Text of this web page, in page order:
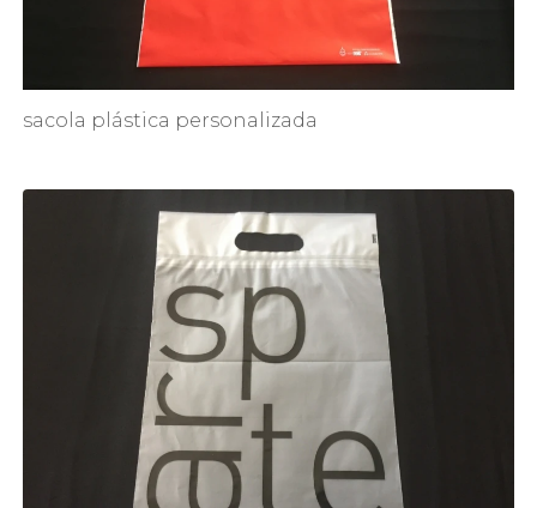
sacola plástica personalizada